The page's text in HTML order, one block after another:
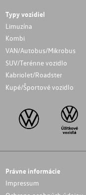
Typy vozidiel
Limuzína
Kombi
VAN/Autobus/Mikrobus
SUV/Terénne vozidlo
Kabriolet/Roadster
Kupé/Športové vozidlo
Právne informácie
Impressum